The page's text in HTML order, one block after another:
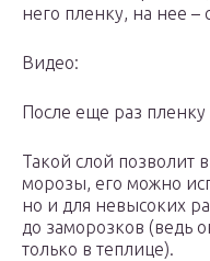
него пленку, на нее –
Видео:
После еще раз
Такой слой позволит
морозы, его можно
но и для невысоких
до заморозков (ведь
только в теплице).